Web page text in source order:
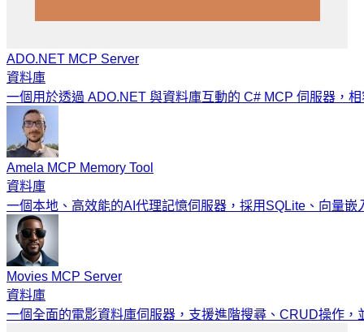
ADO.NET MCP Server
資料庫
一個用於透過 ADO.NET 與資料庫互動的 C# MCP 伺服器，相
Amela MCP Memory Tool
資料庫
一個本地、高效能的AI代理記憶伺服器，採用SQLite、向量
Movies MCP Server
資料庫
一個全面的電影資料庫伺服器，支援進階搜尋、CRUD操作，